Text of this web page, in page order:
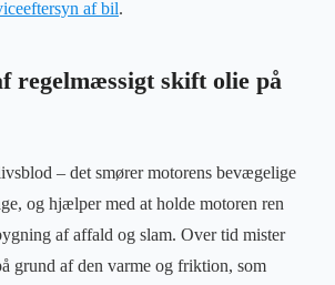
af bil.
regelmæssigt skift olie på
– det smører motorens bevægelige
og hjælper med at holde motoren ren
af affald og slam. Over tid mister
grund af den varme og friktion, som